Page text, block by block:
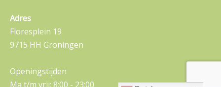
Adres
Floresplein 19
9715 HH Groningen
Openingstijden
Ma t/m vrij: 8:00 - 23:00